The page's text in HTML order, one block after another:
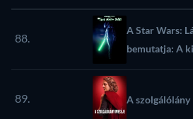
88.
A Star Wars:
bemutatja: A
jedi
89. A szolgálólány